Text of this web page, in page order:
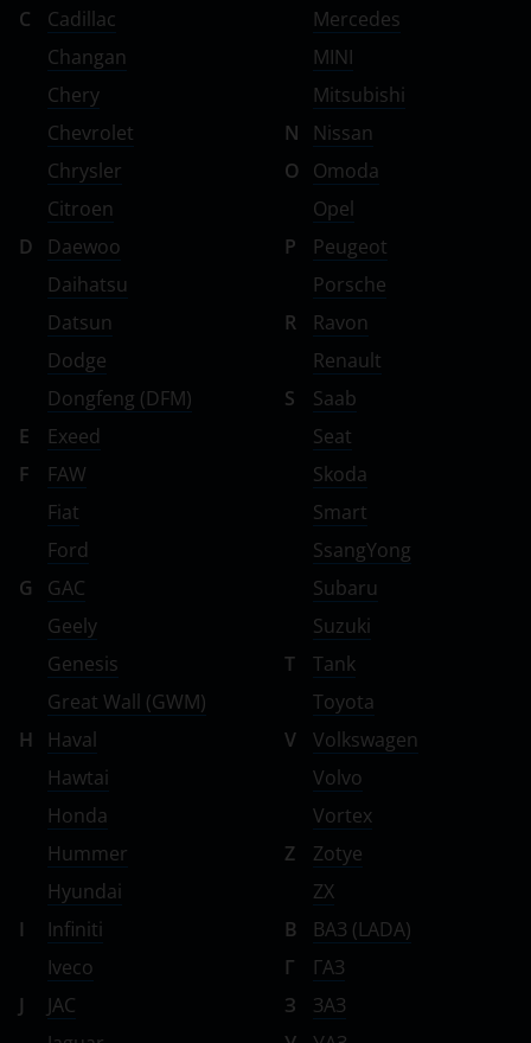
Volvo
Vortex
Zotye
ZX
ГАЗ
ЗАЗ
ТагАЗ
C
Cadillac
Changan
Chery
Chevrolet
Chrysler
Citroen
D
Daewoo
Daihatsu
Datsun
Dodge
Dongfeng (DFM)
E
Exeed
F
FAW
Fiat
Ford
G
GAC
Geely
Genesis
Great Wall (GWM)
H
Haval
Hawtai
Honda
Hummer
Hyundai
I
Infiniti
Iveco
J
JAC
Mercedes
MINI
Mitsubishi
N
Nissan
O
Omoda
Opel
P
Peugeot
Porsche
R
Ravon
Renault
S
Saab
Seat
Skoda
Smart
SsangYong
Subaru
Suzuki
T
Tank
Toyota
V
Volkswagen
Volvo
Vortex
Z
Zotye
ZX
В
ВАЗ (LADA)
Г
ГАЗ
З
ЗАЗ